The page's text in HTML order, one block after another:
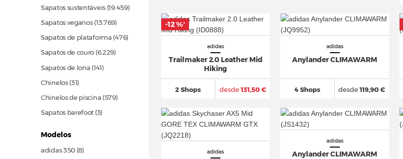
Sapatos sustentáveis (19.459)
Sapatos veganos(13.769)
Sapatos de plataforma (476)
Sapatos de couro (6.229)
Sapatos de lona (141)
Chinelos(31)
Chinelos de piscina (579)
Sapatos barefoot (3)
Modelos
adidas 350 (8)
adidas
Trailmaker 2.0 Leather Mid
Hiking
2 Shops desde131,50 €
-12 %*
adidas
Anylander CLIMAWARM
4 Shops desde119,90 €
adidas
adidas
Anylander CLIMAWARM